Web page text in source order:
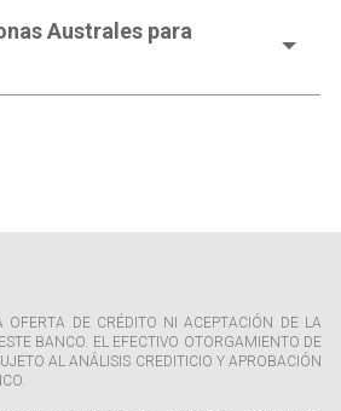
Australes para
OFERTA DE CRÉDITO NI ACEPTACIÓN DE LA
BANCO. EL EFECTIVO OTORGAMIENTO DE
AL ANÁLISIS CREDITICIO Y APROBACIÓN